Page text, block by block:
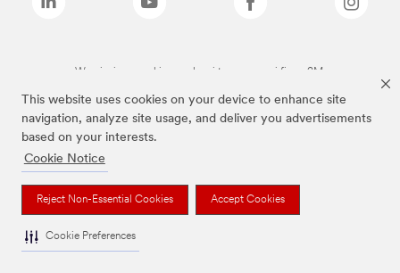
This website uses cookies on your device to enhance site
navigation, analyze site usage, and deliver you advertisements
based on your interests.
Cookie Notice
Reject Non-Essential Cookies Accept Cookies
Cookie Preferences
Wymienione marki są znakami towarowymi firmy 3M.